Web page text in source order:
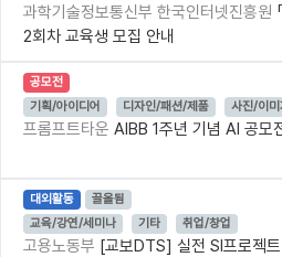
과학기술정보통신부 한국인터넷진흥원
2회차 교육생 모집 안내
공모전
기획/아이디어
디자인/패션/제품 사진/이
프롬프트타운 AIBB 1주년 기념 AI 공모
대외활동 끌올됨
교육/강연/세미나
기타 취업/창업
고용노동부 [교보DTS] 실전 SI프로젝